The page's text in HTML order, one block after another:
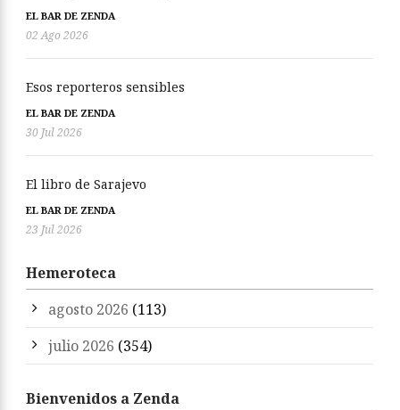
EL BAR DE ZENDA
02 Ago 2026
Esos reporteros sensibles
EL BAR DE ZENDA
30 Jul 2026
El libro de Sarajevo
EL BAR DE ZENDA
23 Jul 2026
Hemeroteca
agosto 2026 (113)
julio 2026 (354)
Bienvenidos a Zenda